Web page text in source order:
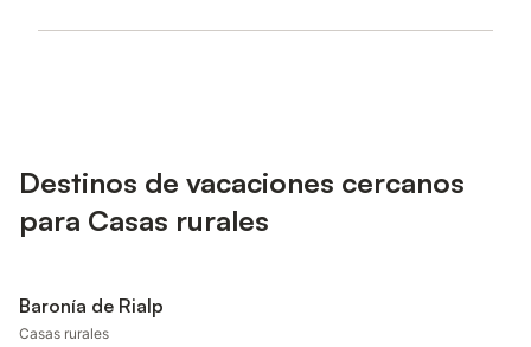
Destinos de vacaciones cercanos
para Casas rurales
Baronía de Rialp
Casas rurales